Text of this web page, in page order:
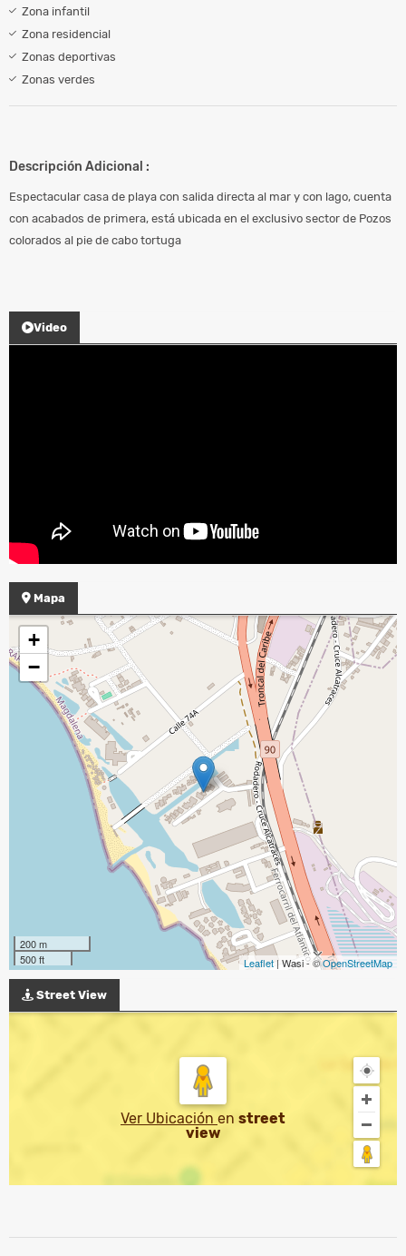
Zona infantil
Zona residencial
Zonas deportivas
Zonas verdes
Descripción Adicional :
Espectacular casa de playa con salida directa al mar y con lago, cuenta
con acabados de primera, está ubicada en el exclusivo sector de Pozos
colorados al pie de cabo tortuga
Video
Mapa
+
−
200 m
500 ft
Leaflet | Wasi - ©OpenStreetMap
Street View
Ver Ubicación en street
view